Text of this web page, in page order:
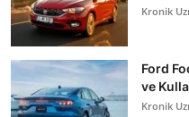
Kronik
Ford
ve
Kronik